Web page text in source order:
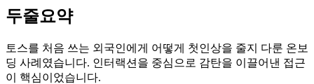
두줄요약
토스를 처음 쓰는 외국인에게 어떻게 첫인상을 줄지 다룬 온보
딩 사례였습니다. 인터랙션을 중심으로 감탄을 이끌어낸 접근
이 핵심이었습니다.